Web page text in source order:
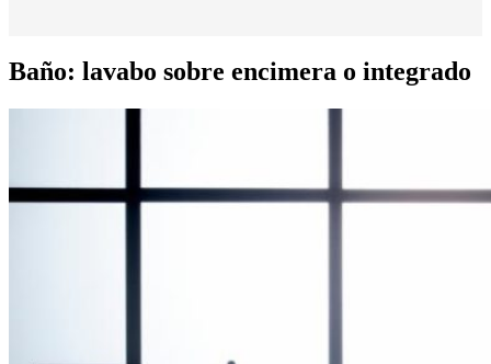
Baño: lavabo sobre encimera o integrado